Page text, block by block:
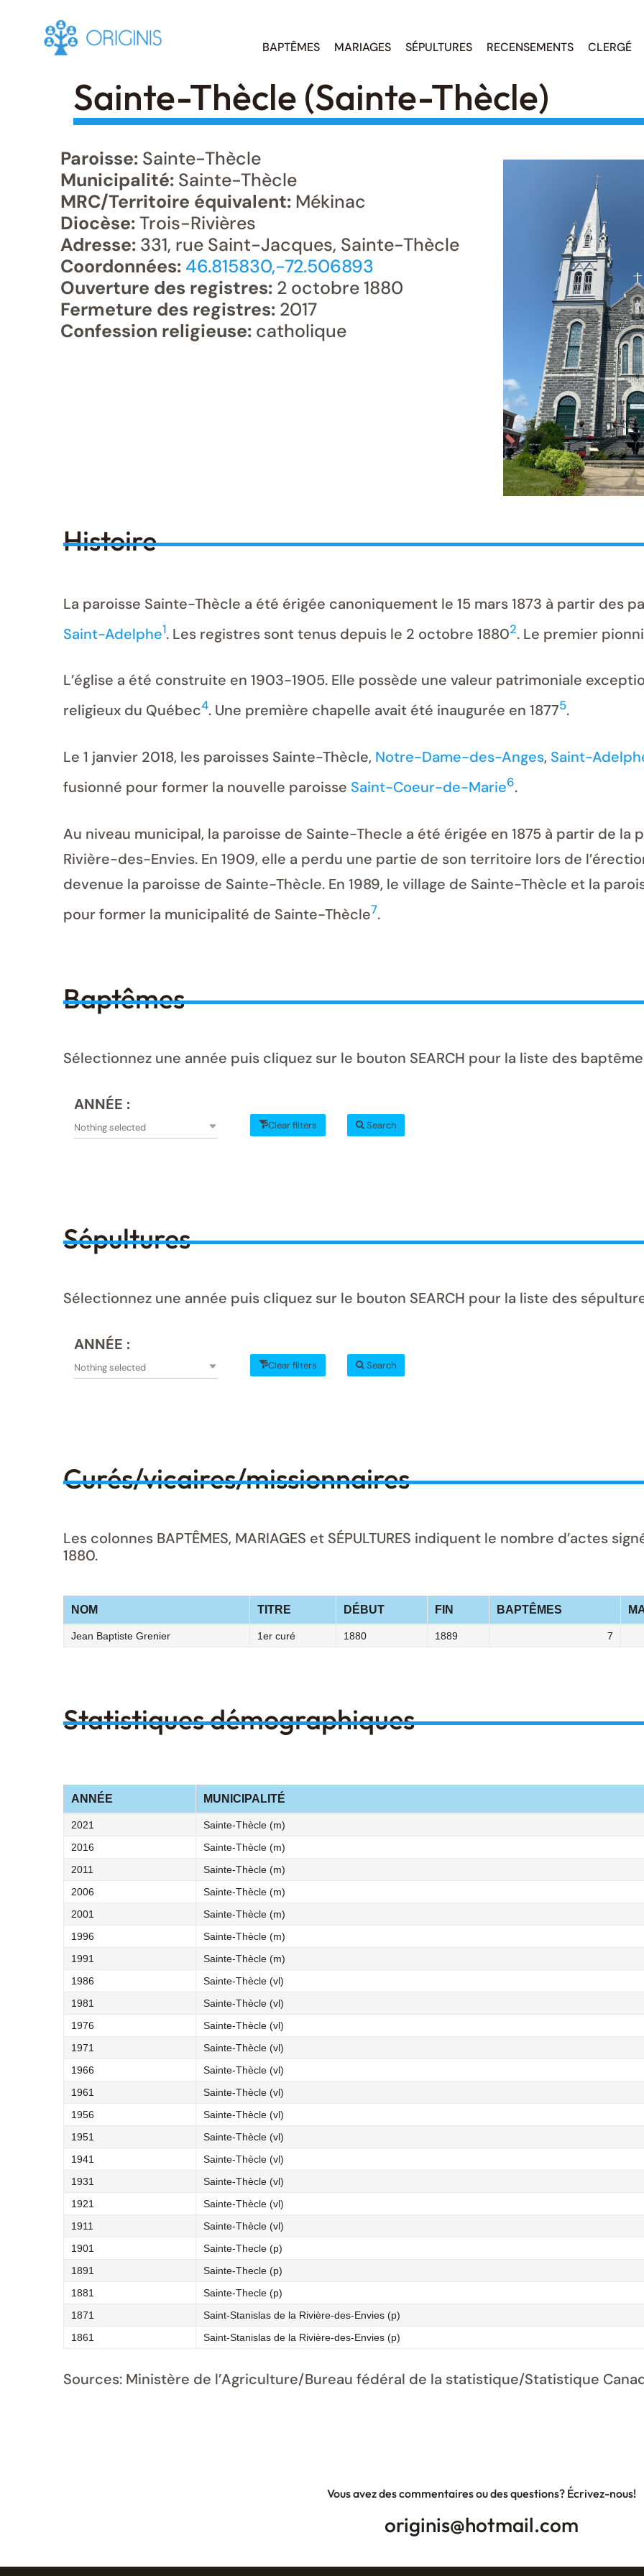
BAPTÊMES MARIAGES SÉPULTURES RECENSEMENTS CLERGÉ
Sainte-Thècle (Sainte-Thècle)
Paroisse: Sainte-Thècle
Municipalité: Sainte-Thècle
MRC/Territoire équivalent: Mékinac
Diocèse:Trois-Rivières
Adresse: 331, rue Saint-Jacques, Sainte-Thècle
Coordonnées: 46.815830,-72.506893
Ouverture des registres: 2 octobre 1880
Fermeture des registres: 2017
Confession religieuse: catholique
Histoire
La paroisse Sainte-Thècle a été érigée canoniquement le 15 mars 1873 à partir des
Saint-Adelphe1. Les registres sont tenus depuis le 2 octobre 18802. Le premier
L’église a été construite en 1903-1905. Elle possède une valeur patrimoniale
religieux du Québec4. Une première chapelle avait été inaugurée en 18775.
Le 1 janvier 2018, les paroisses Sainte-Thècle, Notre-Dame-des-Anges, Saint-
fusionné pour former la nouvelle paroisse Saint-Coeur-de-Marie6.
Au niveau municipal, la paroisse de Sainte-Thecle a été érigée en 1875 à partir de la
Rivière-des-Envies. En 1909, elle a perdu une partie de son territoire lors de
devenue la paroisse de Sainte-Thècle. En 1989, le village de Sainte-Thècle et la
pour former la municipalité de Sainte-Thècle7.
Baptêmes
Sélectionnez une année puis cliquez sur le bouton SEARCH pour la liste des
ANNÉE :
Nothing selected Clear filters Search
Sépultures
Sélectionnez une année puis cliquez sur le bouton SEARCH pour la liste des
ANNÉE :
Nothing selected Clear filters Search
Curés/vicaires/missionnaires
Les colonnes BAPTÊMES, MARIAGES et SÉPULTURES indiquent le nombre d’actes
1880.
NOM TITRE DÉBUT FIN BAPTÊMES
Jean Baptiste Grenier 1er curé 1880 1889 7
Statistiques démographiques
ANNÉE MUNICIPALITÉ
2021
Sainte-Thècle (m)
2016
Sainte-Thècle (m)
2011
Sainte-Thècle (m)
2006
Sainte-Thècle (m)
2001
Sainte-Thècle (m)
1996
Sainte-Thècle (m)
1991
Sainte-Thècle (m)
1986
Sainte-Thècle (vl)
1981
Sainte-Thècle (vl)
1976
Sainte-Thècle (vl)
1971
Sainte-Thècle (vl)
1966
Sainte-Thècle (vl)
1961
Sainte-Thècle (vl)
1956
Sainte-Thècle (vl)
1951
Sainte-Thècle (vl)
1941
Sainte-Thècle (vl)
1931
Sainte-Thècle (vl)
1921
Sainte-Thècle (vl)
1911
Sainte-Thècle (vl)
1901
Sainte-Thecle (p)
1891
Sainte-Thecle (p)
1881
Sainte-Thecle (p)
1871
Saint-Stanislas de la Rivière-des-Envies (p)
1861
Saint-Stanislas de la Rivière-des-Envies (p)
Sources: Ministère de l’Agriculture/Bureau fédéral de la statistique/Statistique
Vous avez des commentaires ou des questions? Écrivez-nous!
originis@hotmail.com